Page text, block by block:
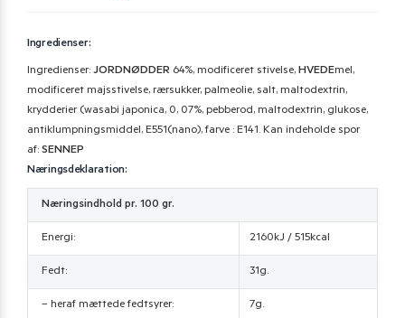
Ingredienser:
Ingredienser: JORDNØDDER 64%, modificeret stivelse, HVEDEmel,
modificeret majsstivelse, rærsukker, palmeolie, salt, maltodextrin,
krydderier (wasabi japonica, 0, 07%, pebberod, maltodextrin, glukose,
antiklumpningsmiddel, E551(nano), farve : E141. Kan indeholde spor
af: SENNEP
Næringsdeklaration:
Næringsindhold pr. 100 gr.
Energi: 2160kJ / 515kcal
Fedt: 31g.
– heraf mættede fedtsyrer: 7g.